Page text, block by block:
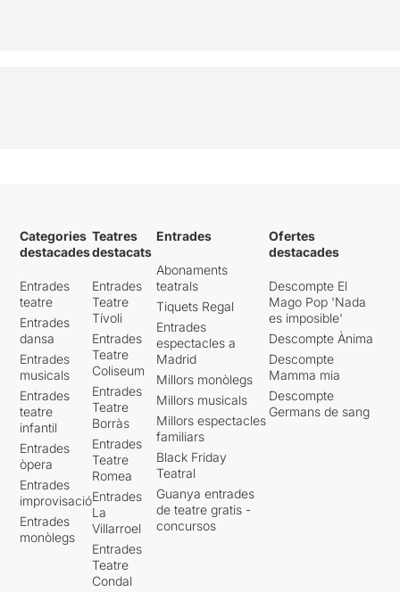
Categories
destacades
Entrades
teatre
Entrades
dansa
Entrades
musicals
Entrades
teatre
infantil
Entrades
òpera
Entrades
improvisació
Entrades
monòlegs
Teatres
destacats
Entrades
Teatre
Tívoli
Entrades
Teatre
Coliseum
Entrades
Teatre
Borràs
Entrades
Teatre
Romea
Entrades
La
Villarroel
Entrades
Teatre
Condal
Entrades
Abonaments
teatrals
Tiquets Regal
Entrades
espectacles a
Madrid
Millors monòlegs
Millors musicals
Millors espectacles
familiars
Black Friday
Teatral
Guanya entrades
de teatre gratis -
concursos
Ofertes
destacades
Descompte El
Mago Pop 'Nada
es imposible'
Descompte Ànima
Descompte
Mamma mia
Descompte
Germans de sang